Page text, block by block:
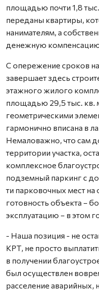
площадью почти 1,8
переданы квартиры,
нанимателям, а
денежную
С опережение сроков
завершает здесь
этажного жилого
площадью 29,5 тыс. кв.
геометрическими
гармонично вписана в
Немаловажно, что сам
территории участка,
комплексное
подземный паркинг с
ти парковочных мест
готовность объекта –
эксплуатацию – в этом
- Наша позиция - не
КРТ, не просто
в получении
был осуществлен
расселение